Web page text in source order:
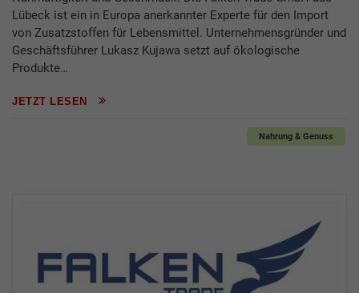
Lübeck ist ein in Europa anerkannter Experte für den Import
von Zusatzstoffen für Lebensmittel. Unternehmensgründer und
Geschäftsführer Lukasz Kujawa setzt auf ökologische
Produkte…
JETZT LESEN
Nahrung & Genuss